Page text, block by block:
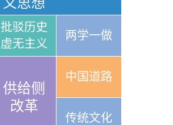
批驳历史
虚无主义
两学一做
供给侧
改革
中国道路
传统文化